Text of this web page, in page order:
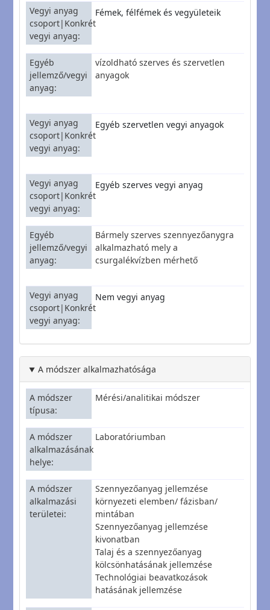
Vegyi anyag
csoport|Konkrét
vegyi anyag
Fémek, félfémek és vegyületeik
Egyéb
jellemző/vegyi
anyag
vízoldható szerves és szervetlen
anyagok
Vegyi anyag
csoport|Konkrét
vegyi anyag
Egyéb szervetlen vegyi anyagok
Vegyi anyag
csoport|Konkrét
vegyi anyag
Egyéb szerves vegyi anyag
Egyéb
jellemző/vegyi
anyag
Bármely szerves szennyezőanygra
alkalmazható mely a
csurgalékvízben mérhető
Vegyi anyag
csoport|Konkrét
vegyi anyag
Nem vegyi anyag
A módszer alkalmazhatósága
A módszer
típusa
Mérési/analitikai módszer
A módszer
alkalmazásának
helye
Laboratóriumban
A módszer
alkalmazási
területei
Szennyezőanyag jellemzése
környezeti elemben/ fázisban/
mintában
Szennyezőanyag jellemzése
kivonatban
Talaj és a szennyezőanyag
kölcsönhatásának jellemzése
Technológiai beavatkozások
hatásának jellemzése